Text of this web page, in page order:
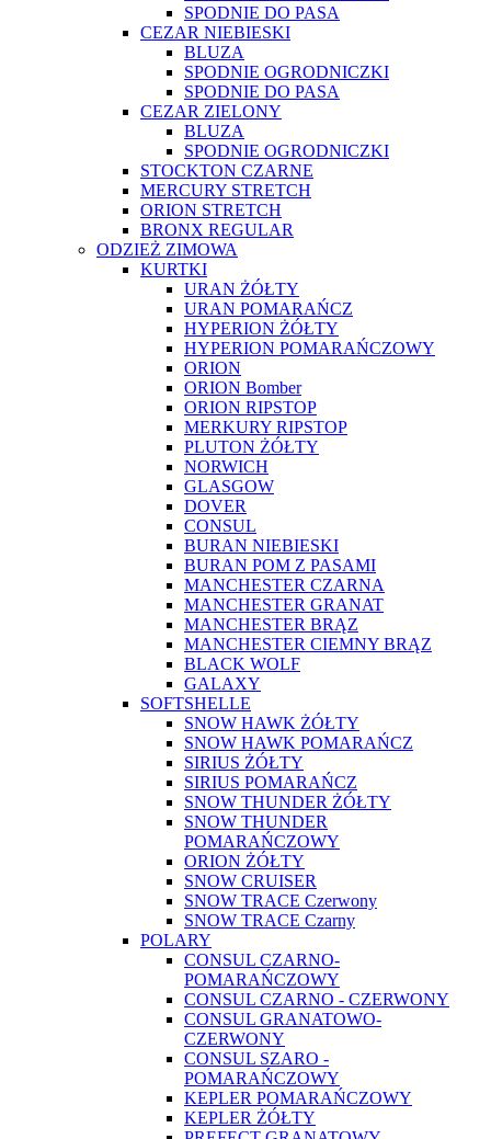
SPODNIE DO PASA
CEZAR NIEBIESKI
BLUZA
SPODNIE OGRODNICZKI
SPODNIE DO PASA
CEZAR ZIELONY
BLUZA
SPODNIE OGRODNICZKI
STOCKTON CZARNE
MERCURY STRETCH
ORION STRETCH
BRONX REGULAR
ODZIEŻ ZIMOWA
KURTKI
URAN ŻÓŁTY
URAN POMARAŃCZ
HYPERION ŻÓŁTY
HYPERION POMARAŃCZOWY
ORION
ORION Bomber
ORION RIPSTOP
MERKURY RIPSTOP
PLUTON ŻÓŁTY
NORWICH
GLASGOW
DOVER
CONSUL
BURAN NIEBIESKI
BURAN POM Z PASAMI
MANCHESTER CZARNA
MANCHESTER GRANAT
MANCHESTER BRĄZ
MANCHESTER CIEMNY BRĄZ
BLACK WOLF
GALAXY
SOFTSHELLE
SNOW HAWK ŻÓŁTY
SNOW HAWK POMARAŃCZ
SIRIUS ŻÓŁTY
SIRIUS POMARAŃCZ
SNOW THUNDER ŻÓŁTY
SNOW THUNDER
POMARAŃCZOWY
ORION ŻÓŁTY
SNOW CRUISER
SNOW TRACE Czerwony
SNOW TRACE Czarny
POLARY
CONSUL CZARNO-
POMARAŃCZOWY
CONSUL CZARNO - CZERWONY
CONSUL GRANATOWO-
CZERWONY
CONSUL SZARO -
POMARAŃCZOWY
KEPLER POMARAŃCZOWY
KEPLER ŻÓŁTY